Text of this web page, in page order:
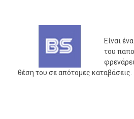
Είναι
του
θέση του σε απότομες καταβάσεις.